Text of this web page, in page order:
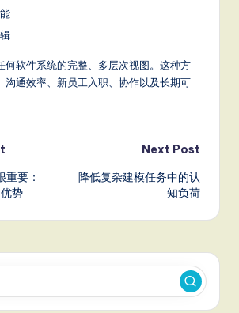
何软件系统的完整、多层次视图。这种方
沟通效率、新员工入职、协作以及长期可
要：
势
Next Post
降低复杂建模任务中的认
知负荷